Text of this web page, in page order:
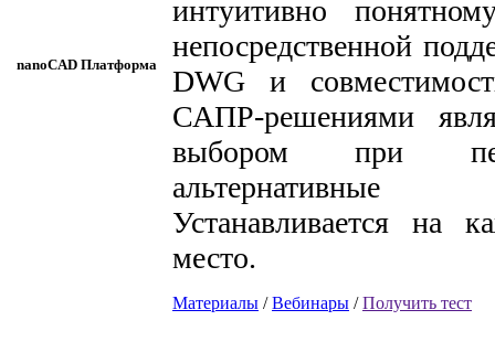
nanoCAD Платформа
интуитивно
непосредственной
DWG и
САПР-решениями
выбором при
Устанавливается на
место.
Материалы /Вебинары /Получить тест